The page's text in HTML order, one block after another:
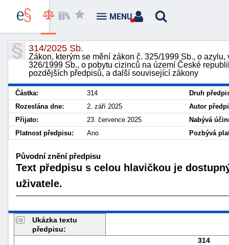
314/2025 Sb.
Zákon, kterým se mění zákon č. 325/1999 Sb., o
326/1999 Sb., o pobytu cizinců na území České
pozdějších předpisů, a další související zákony
Částka: 314
Druh
Rozeslána dne:
2. září 2025
Autor
Přijato:
23. července 2025
Nabývá
Platnost předpisu:
Ano Pozbývá
Původní znění předpisu
Text předpisu s celou hlavičkou je
uživatele.
Ukázka textu
předpisu:
314
MENU